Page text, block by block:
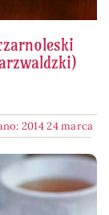
2014 24 marca